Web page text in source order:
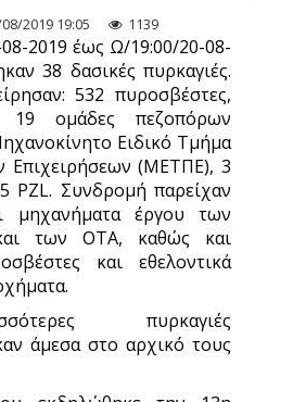
2019 19:05 1139
2019 έως Ω/19:00/20-08-
38 δασικές πυρκαγιές.
532 πυροσβέστες,
19 ομάδες πεζοπόρων
Ειδικό Τμήμα
Επιχειρήσεων (ΜΕΤΠΕ), 3
PZL. Συνδρομή παρείχαν
μηχανήματα έργου των
των ΟΤΑ, καθώς και
και εθελοντικά
πυρκαγιές
άμεσα στο αρχικό τους